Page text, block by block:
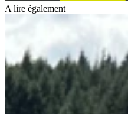
A lire également